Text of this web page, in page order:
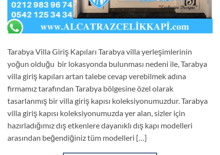
Tarabya Villa Giriş Kapıları Tarabya villa yerleşimlerinin
yoğun olduğu bir lokasyonda bulunması nedeni ile, Tarabya
villa giriş kapıları artan talebe cevap verebilmek adına
firmamız tarafından Tarabya bölgesine özel olarak
tasarlanmış bir villa giriş kapısı koleksiyonumuzdur. Tarabya
villa giriş kapısı koleksiyonumuzda yer alan, sizler için
hazırladığımız dış etkenlere dayanıklı dış kapı modelleri
arasından beğendiğiniz tüm modelleri […]